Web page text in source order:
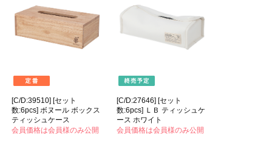
[C/D:39510] [セット
数:6pcs] ボヌール ボックス
ティッシュケース
会員価格は会員様のみ公開
[C/D:27646] [セット
数:6pcs] ＬＢ ティッシュケ
ース ホワイト
会員価格は会員様のみ公開